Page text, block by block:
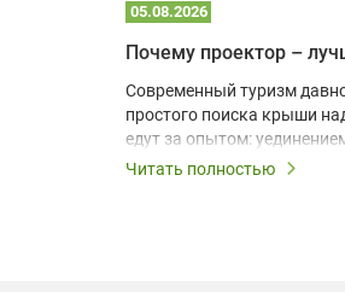
05.08.2026
Современный туризм
простого поиска крыши
едут за опытом:
ощущениями. Владельцы
Читать полностью